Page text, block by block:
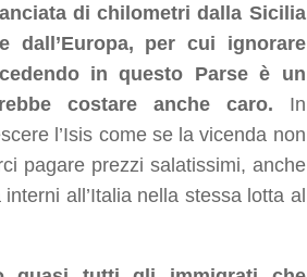
di chilometri dalla Sicilia
dall’Europa, per cui ignorare
in questo Parse è un
costare anche caro. In
l’Isis come se la vicenda non
pagare prezzi salatissimi, anche
all’Italia nella stessa lotta al